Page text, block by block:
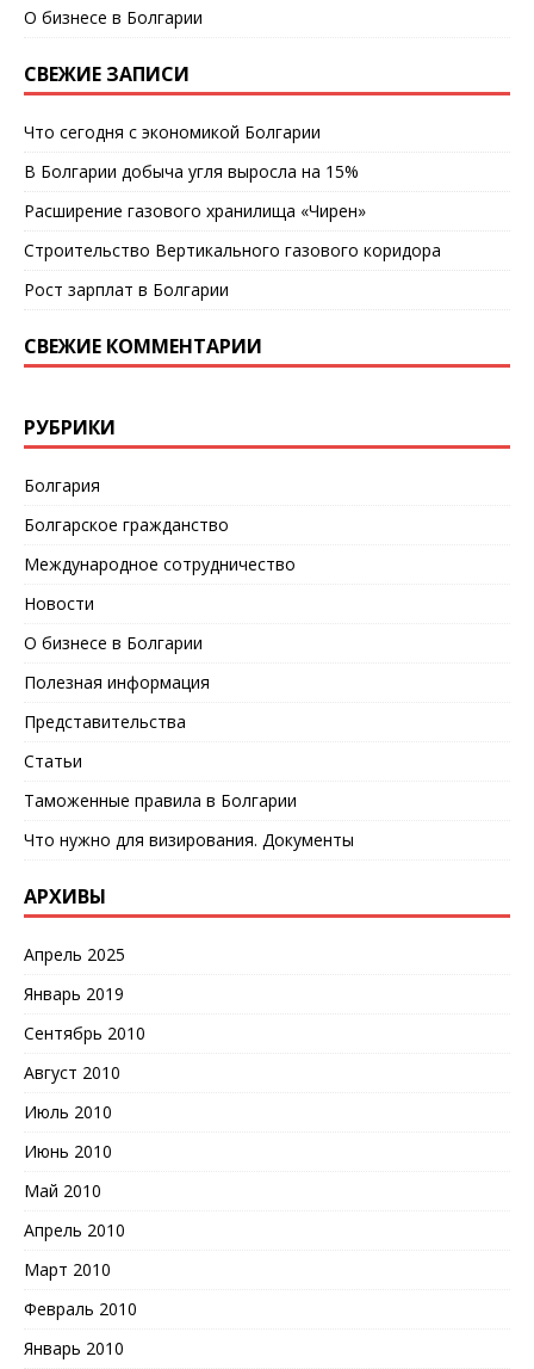
О бизнесе в Болгарии
СВЕЖИЕ ЗАПИСИ
Что сегодня с экономикой Болгарии
В Болгарии добыча угля выросла на 15%
Расширение газового хранилища «Чирен»
Строительство Вертикального газового коридора
Рост зарплат в Болгарии
СВЕЖИЕ КОММЕНТАРИИ
РУБРИКИ
Болгария
Болгарское гражданство
Международное сотрудничество
Новости
О бизнесе в Болгарии
Полезная информация
Представительства
Статьи
Таможенные правила в Болгарии
Что нужно для визирования. Документы
АРХИВЫ
Апрель 2025
Январь 2019
Сентябрь 2010
Август 2010
Июль 2010
Июнь 2010
Май 2010
Апрель 2010
Март 2010
Февраль 2010
Январь 2010